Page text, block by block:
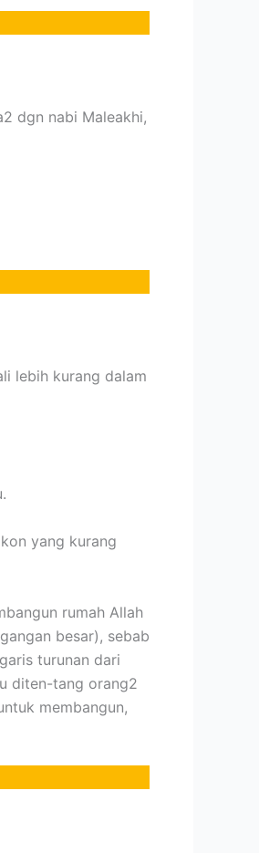
dgn nabi Maleakhi,
lebih kurang dalam
yang kurang
rumah Allah
besar), sebab
turunan dari
diten-tang orang2
membangun,